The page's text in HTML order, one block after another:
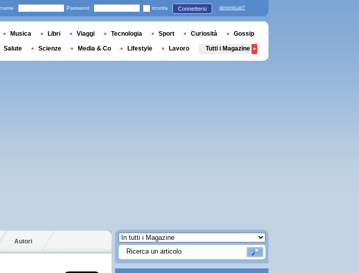
Autori
Password ricorda Connettersi dimenticati?
Musica Libri Viaggi Tecnologia Sport Curiosità Gossip
Salute Scienze Media & Co Lifestyle Lavoro Tutti i Magazine